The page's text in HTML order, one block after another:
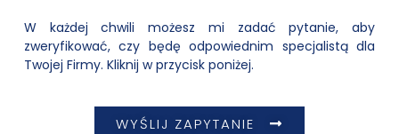
W każdej chwili możesz mi zadać pytanie, aby
zweryfikować, czy będę odpowiednim specjalistą dla
Twojej Firmy. Kliknij w przycisk poniżej.
WYŚLIJ ZAPYTANIE